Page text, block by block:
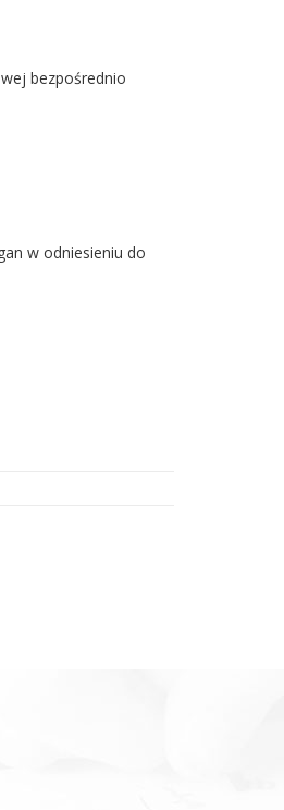
bezpośrednio
w odniesieniu do